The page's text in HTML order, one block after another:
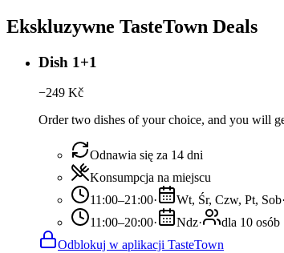
Ekskluzywne TasteTown Deals
Dish 1+1
−249 Kč
Order two dishes of your choice, and you will
Odnawia się za 14 dni
Konsumpcja na miejscu
11:00–21:00· Wt, Śr, Czw, Pt, Sob·
11:00–20:00· Ndz·
dla 10 osób
Odblokuj w aplikacji TasteTown